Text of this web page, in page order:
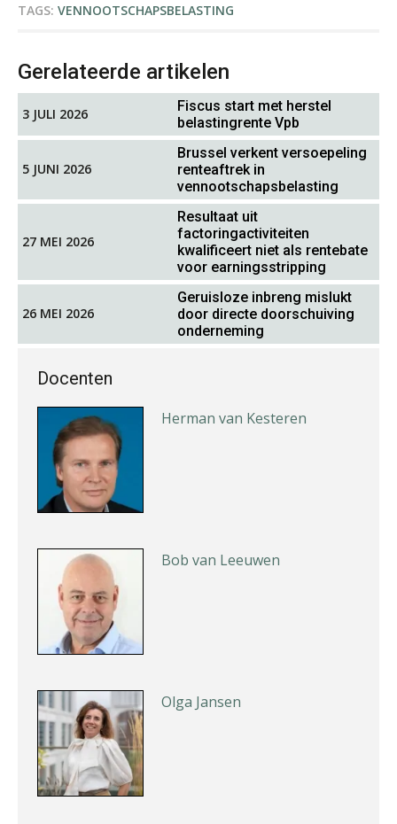
TAGS: VENNOOTSCHAPSBELASTING
Gerelateerde artikelen
3 JULI 2026
Fiscus start met herstel
belastingrente Vpb
5 JUNI 2026
Brussel verkent versoepeling
renteaftrek in
vennootschapsbelasting
27 MEI 2026
Resultaat uit
factoringactiviteiten
kwalificeert niet als rentebate
voor earningsstripping
26 MEI 2026
Geruisloze inbreng mislukt
door directe doorschuiving
onderneming
Docenten
Jasper van den Bergen
Hans Geuns
Herman van Kesteren
Bob van Leeuwen
Olga Jansen